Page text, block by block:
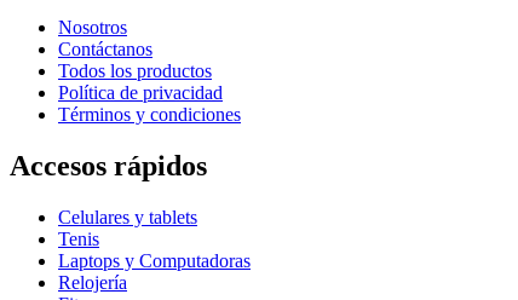
Nosotros
Contáctanos
Todos los productos
Política de privacidad
Términos y condiciones
Accesos rápidos
Celulares y tablets
Tenis
Laptops y Computadoras
Relojería